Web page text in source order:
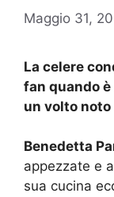
Maggio 31,
La celere
fan quando
un volto
Benedetta
appezzate e
sua cucina